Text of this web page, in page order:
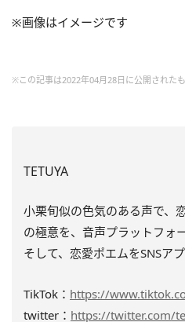
※画像はイメージです
※この記事は2022年04月28日に公開された
TETUYA
小栗旬似の色気のある声で、
の極意を、音声プラットフォ
そして、恋愛ポエムをSNSア
TikTok： https://
twitter： https://twitter.com/